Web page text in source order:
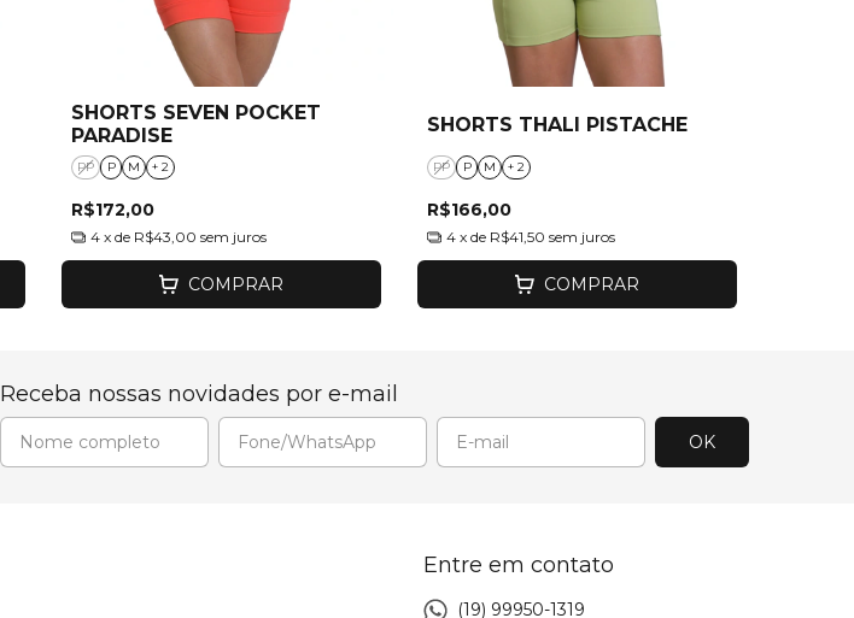
SHORTS SEVEN POCKET
PARADISE
PP P M + 2
R$172,00
4 x de R$43,00 sem juros
COMPRAR
SHORTS THALI PISTACHE
PP P M + 2
R$166,00
4 x de R$41,50 sem juros
COMPRAR
Receba nossas novidades por e-mail
Entre em contato
(19) 99950-1319